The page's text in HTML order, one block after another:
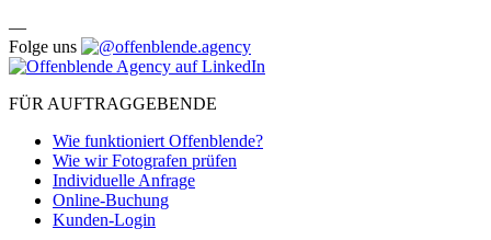
—
Folge uns
FÜR AUFTRAGGEBENDE
Wie funktioniert Offenblende?
Wie wir Fotografen prüfen
Individuelle Anfrage
Online-Buchung
Kunden-Login